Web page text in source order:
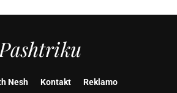
Pashtriku
Nesh Kontakt Reklamo